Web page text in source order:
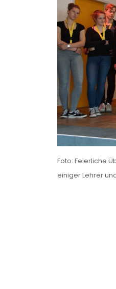
Foto: Feierliche
einiger Lehrer